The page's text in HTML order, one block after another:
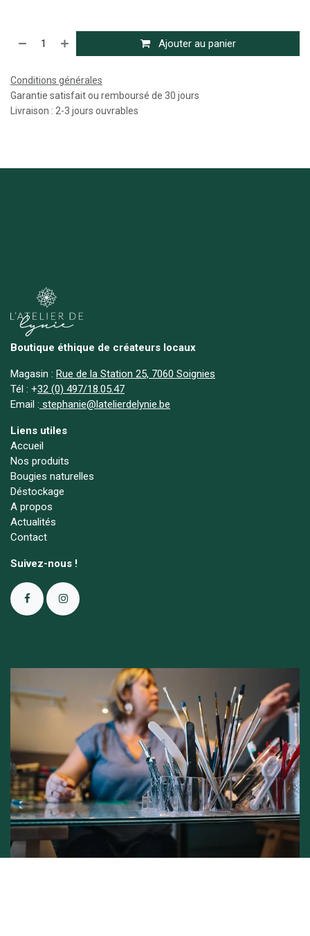
Ajouter au panier
Conditions générales
Garantie satisfait ou remboursé de 30 jours
Livraison : 2-3 jours ouvrables
Boutique éthique de créateurs locaux
Magasin : Rue de la Station 25, 7060 Soignies
Tél : +32 (0) 497/18.05.47
Email : stephanie@latelierdelynie.be
Liens utiles
Accueil
Nos produits
Bougies naturelles
Déstockage
A propos
Actualités
Contact
Suivez-nous !